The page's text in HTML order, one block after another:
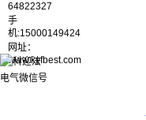
64822327
手
机:15000149424
网址：
www.kyfbest.com